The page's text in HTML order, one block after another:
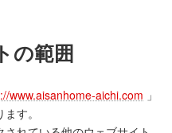
の範囲
www.aisanhome-aichi.com 」
す。